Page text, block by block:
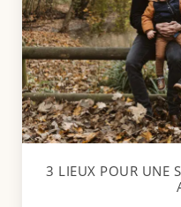
3 LIEUX POUR UNE